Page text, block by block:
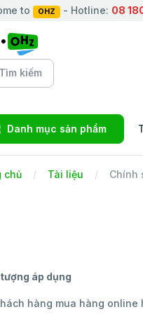
to OHZ - Hotline: 08
Tìm kiếm
Danh mục sản phẩm
chủ Tài liệu Chính
áp dụng
hàng mua hàng